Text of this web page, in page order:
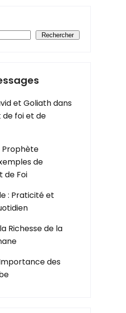
Rechercher
et Goliath dans
de foi et de
Prophète
de
de Foi
: Praticité et
Richesse de la
des